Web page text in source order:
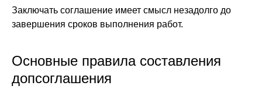
Заключать соглашение имеет смысл незадолго до
завершения сроков выполнения работ.
Основные правила составления
допсоглашения